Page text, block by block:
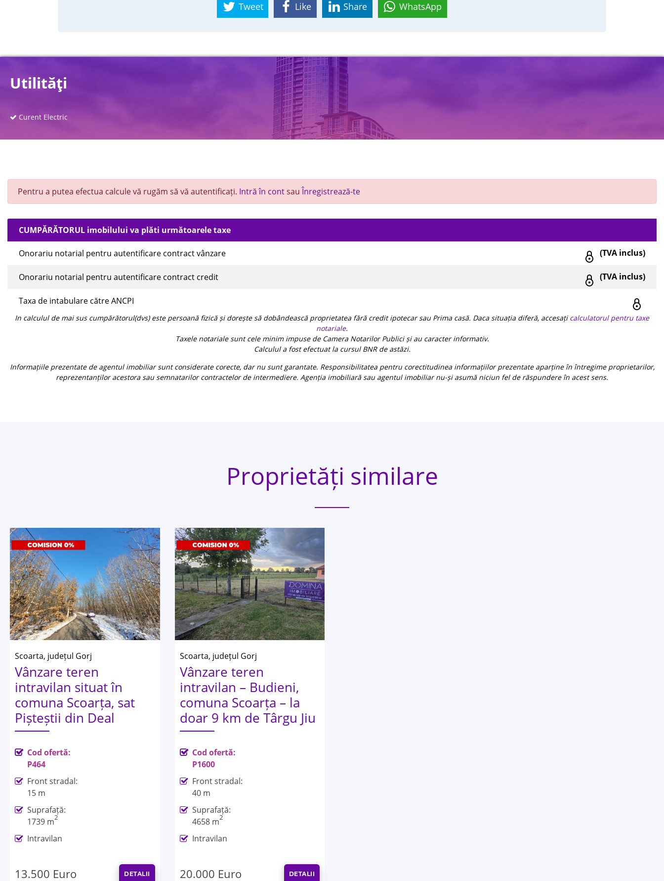
Tweet Like Share WhatsApp
Utilităţi
Curent Electric
Pentru a putea efectua calcule vă rugăm să vă autentificați. Intră în contsauÎnregistrează-te
CUMPĂRĂTORUL imobilului va plăti următoarele taxe
Onorariu notarial pentru autentificare contract vânzare (TVA inclus)
Onorariu notarial pentru autentificare contract credit (TVA inclus)
Taxa de intabulare către ANCPI
In calculul de mai sus cumpărătorul(dvs) este persoană fizică și dorește să dobândească proprietatea fără credit ipotecar sau Prima casă. Daca situația diferă, accesați calculatorul pentru taxe
notariale.
Taxele notariale sunt cele minim impuse de Camera Notarilor Publici și au caracter informativ.
Calculul a fost efectuat la cursul BNR de astăzi.
Informațiile prezentate de agentul imobiliar sunt considerate corecte, dar nu sunt garantate. Responsibilitatea pentru corectitudinea informațiilor prezentate aparține în întregime proprietarilor,
reprezentanților acestora sau semnatarilor contractelor de intermediere. Agenția imobiliară sau agentul imobiliar nu-și asumă niciun fel de răspundere în acest sens.
Proprietăți similare
Scoarta, județul Gorj
Vânzare teren
intravilan situat în
comuna Scoarța, sat
Pișteștii din Deal
Cod ofertă:
P464
Front stradal:
15 m
Suprafață:
1739 m2
Intravilan
13.500 Euro DETALII
Scoarta, județul Gorj
Vânzare teren
intravilan – Budieni,
comuna Scoarța – la
doar 9 km de Târgu Jiu
Cod ofertă:
P1600
Front stradal:
40 m
Suprafață:
4658 m2
Intravilan
20.000 Euro DETALII